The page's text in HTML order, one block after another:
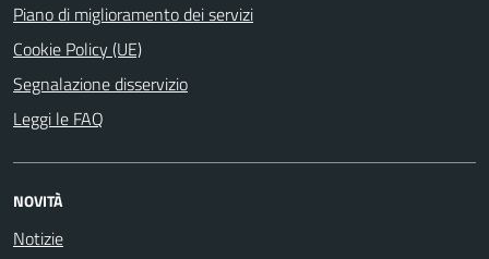
Piano di miglioramento dei servizi
Cookie Policy (UE)
Segnalazione disservizio
Leggi le FAQ
NOVITÀ
Notizie